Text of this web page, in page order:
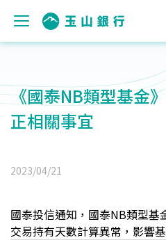
《國泰NB類型基金
正相關事宜
2023/04/21
國泰投信通知，國泰NB類型基
交易持有天數計算異常 ，影響